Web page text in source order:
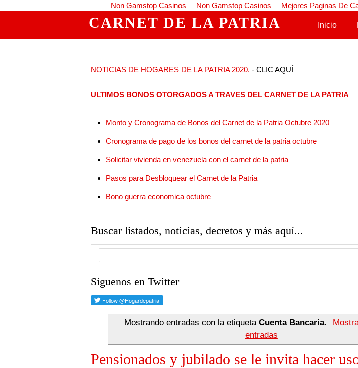
Non Gamstop Casinos Non Gamstop Casinos Mejores Paginas De
CARNET DE LA PATRIA Saltar al
Inicio
NOTICIAS DE HOGARES DE LA PATRIA 2020. - CLIC AQUÍ
ULTIMOS BONOS OTORGADOS A TRAVES DEL CARNET DE LA PATRIA
Monto y Cronograma de Bonos del Carnet de la Patria Octubre 2020
Cronograma de pago de los bonos del carnet de la patria octubre
Solicitar vivienda en venezuela con el carnet de la patria
Pasos para Desbloquear el Carnet de la Patria
Bono guerra economica octubre
Buscar listados, noticias, decretos y más aquí...
Síguenos en Twitter
Mostrando entradas con la etiquetaCuenta Bancaria.
entradas
Pensionados y jubilado se le invita hacer